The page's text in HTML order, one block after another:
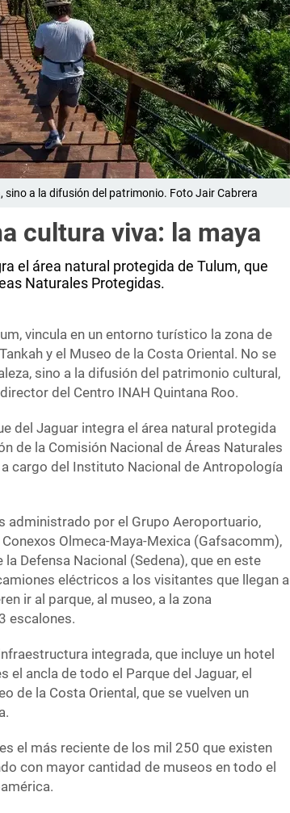
sino a la difusión del patrimonio. Foto Jair Cabrera
cultura viva: la maya
el área natural protegida de Tulum, que
Naturales Protegidas.
vincula en un entorno turístico la zona de
y el Museo de la Costa Oriental. No se
sino a la difusión del patrimonio cultural,
del Centro INAH Quintana Roo.
del Jaguar integra el área natural protegida
de la Comisión Nacional de Áreas Naturales
a cargo del Instituto Nacional de Antropología
administrado por el Grupo Aeroportuario,
Olmeca-Maya-Mexica (Gafsacomm),
Defensa Nacional (Sedena), que en este
eléctricos a los visitantes que llegan a
ir al parque, al museo, a la zona
escalones.
integrada, que incluye un hotel
el ancla de todo el Parque del Jaguar, el
de la Costa Oriental, que se vuelven un
el más reciente de los mil 250 que existen
con mayor cantidad de museos en todo el